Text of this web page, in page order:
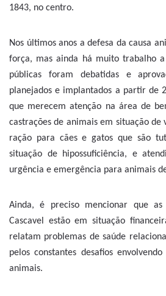
1843, no centro.
Nos últimos anos a defesa da causa
força, mas ainda há muito trabalho
públicas foram debatidas e
planejados e implantados a partir de
que merecem atenção na área de
castrações de animais em situação de
ração para cães e gatos que são
situação de hipossuficiência, e
urgência e emergência para animais
Ainda, é preciso mencionar que
Cascavel estão em situação
relatam problemas de saúde
pelos constantes desafios
animais.